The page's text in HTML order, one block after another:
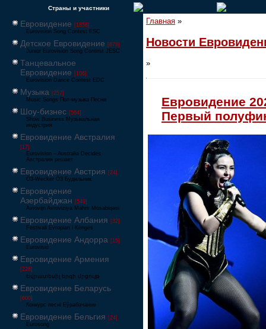
Страны и участники
Евровидение [1858]
Eurovision Song Contest ESC
Детское Евровидение [878]
Junior Eurovision Song Contest JESC
Танцевальное
Евровидение [106]
Eurovision Dance Contest EDC
Музыка [257]
Music Songs Поп-музыка Песни
Шоу-бизнес [564]
Show Business Музыкальная
индустрия
Евровидение Австралия
[17]
Eurovision – Australia Decides
Австралия решает
Евровидение Австрия [24]
Ö3-Wecker Ö3 Будильник
Евровидение
Азербайджан [549]
Avrovijn Avroviziya Mahnı Müsabiqəsi
Евровидение Албания [32]
Festivali Evropian i Këngës
Евровидение Андорра [15]
Eurovisió
Евровидение Армения
[228]
Եվրատեսիլ երգի մրցույթ
Евровидение Беларусь
[600]
Конкурс песні Еўрабачанне
Евровидение Бельгия [24]
Eurosong
Главная »
Новости
»
Евровидение
Первый